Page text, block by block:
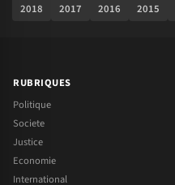
2018
2017 2016 2015
RUBRIQUES
Politique
Societe
Justice
Economie
International